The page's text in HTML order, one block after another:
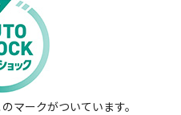
マークがついています。